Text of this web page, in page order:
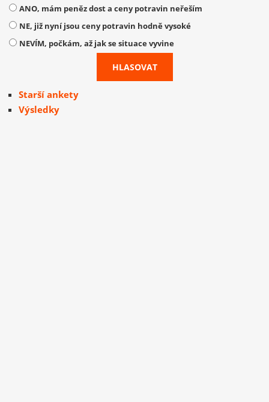
ANO, mám peněz dost a ceny potravin neřeším
NE, již nyní jsou ceny potravin hodně vysoké
NEVÍM, počkám, až jak se situace vyvine
Starší ankety
Výsledky